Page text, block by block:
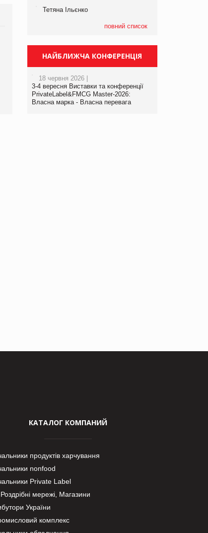
Брагина Людмила
Просування компанії на
www.trademaster.ua.
правила. Особливості.
Тетяна Ільєнко
повний список
НАЙБЛИЖЧА КОНФЕРЕНЦІЯ
18 червня 2026 |
3-4 вересня Виставки та конференції
PrivateLabel&FMCG Master-2026:
Власна марка - Власна перевага
КАТАЛОГ КОМПАНИЙ
продуктів харчування
nonfood
Private Label
мережі, Магазини
України
комплекс